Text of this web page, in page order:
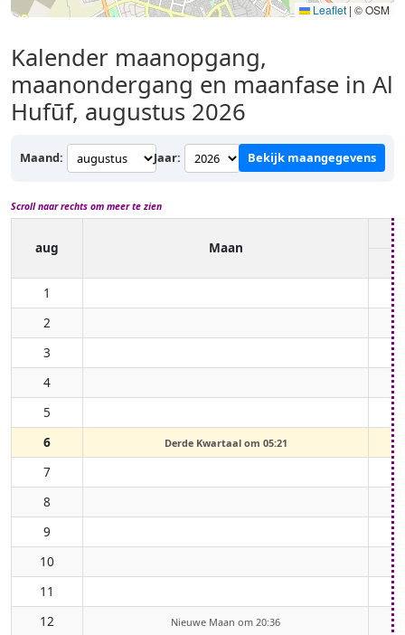
Leaflet | © OSM
Kalender maanopgang,
maanondergang en maanfase in Al
Hufūf, augustus 2026
Maand: Jaar: Bekijk maangegevens
Scroll naar rechts om meer te zien
aug Maan
1
2
3
4
5
6
Derde Kwartaal om 05:21
7
8
9
10
11
12
Nieuwe Maan om 20:36